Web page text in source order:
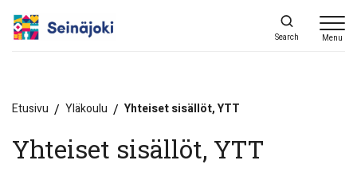
Search Menu
Etusivu / Yläkoulu / Yhteiset sisällöt, YTT
Yhteiset sisällöt, YTT